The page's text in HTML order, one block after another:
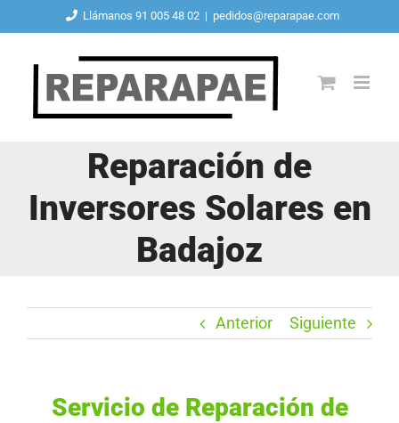
contenido
Llámanos 91 005 48 02 | pedidos@reparapae.com
Reparación de
Inversores Solares en
Badajoz
Anterior Siguiente
Servicio de Reparación de